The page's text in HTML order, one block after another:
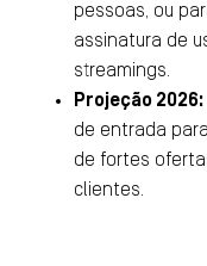
pessoas, ou
assinatura de
streamings.
Projeção 2026:
de entrada
de fortes
clientes.